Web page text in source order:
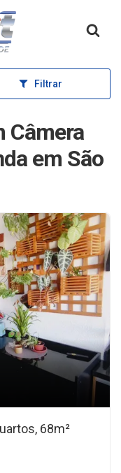
Filtrar
Câmera
em São
68m²